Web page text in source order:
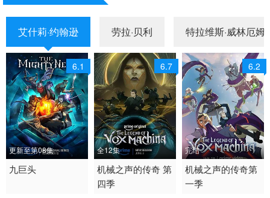
艾什莉·约翰逊 劳拉·贝利 特拉维斯·威林厄姆
6.1
更新至第08集
2025 / 美国 / 英语
九巨头
6.7
全12集
2026 / 美国 / 英语
美国 欧美动漫
机械之声的传奇 第
四季
6.2
完结
2022 / 美国 / 英语
喜剧 动作 动画 奇幻 冒
机械之声的传奇第
一季